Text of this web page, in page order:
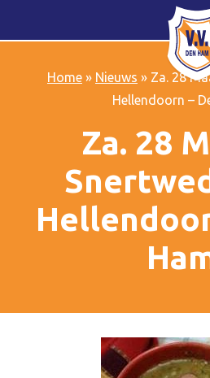
Home» Nieuws » Za. 28
Hellendoorn –
Za. 28